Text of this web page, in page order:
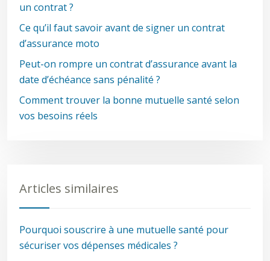
un contrat ?
Ce qu’il faut savoir avant de signer un contrat
d’assurance moto
Peut-on rompre un contrat d’assurance avant la
date d’échéance sans pénalité ?
Comment trouver la bonne mutuelle santé selon
vos besoins réels
Articles similaires
Pourquoi souscrire à une mutuelle santé pour
sécuriser vos dépenses médicales ?